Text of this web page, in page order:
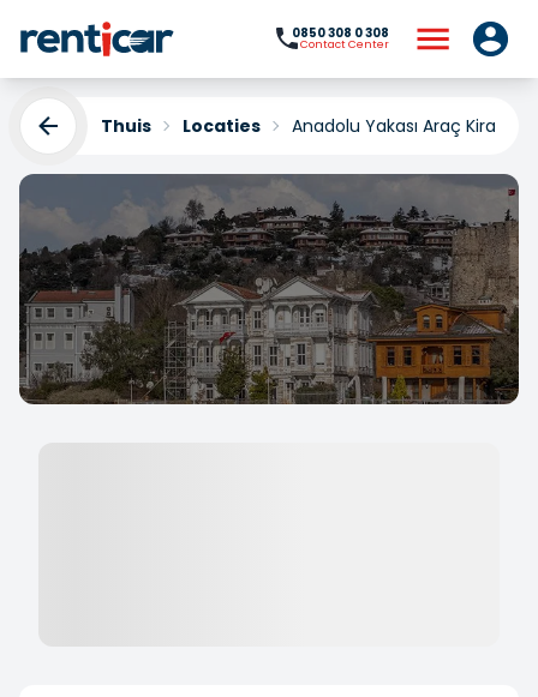
0850 308 0 308
Contact Center
Thuis Locaties Anadolu Yakası Araç Kiralama
Anadolu Yakası Araç